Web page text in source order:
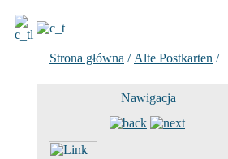
Strona główna / Alte Postkarten /
Nawigacja